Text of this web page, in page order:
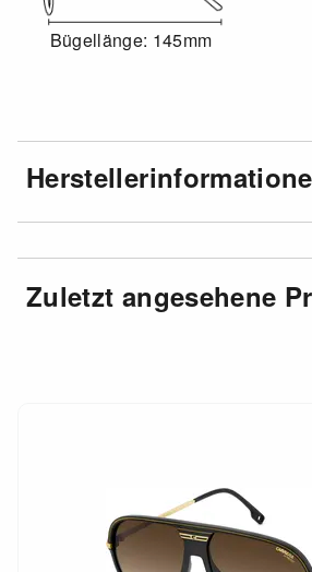
Bügellänge: 145mm
Zuletzt angesehene